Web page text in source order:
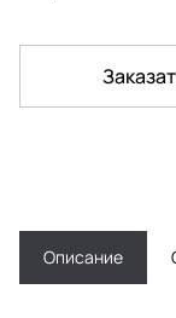
Описание